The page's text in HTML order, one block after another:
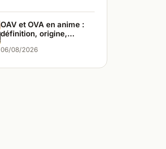
OAV et OVA en anime :
définition, origine,
06/08/2026